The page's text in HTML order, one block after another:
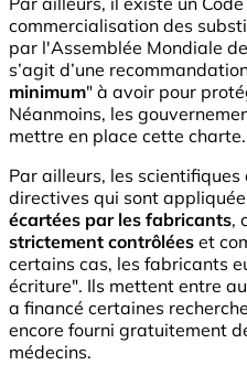
commercialisation des
par l'Assemblée Mondiale
s’agit d’une
minimum" à avoir pour
Néanmoins, les
mettre en place cette charte.
Par ailleurs, les
directives qui sont
écartées par les fabricants,
strictement contrôlées et
certains cas, les fabricants
écriture". Ils mettent entre
a financé certaines
encore fourni gratuitement
médecins.